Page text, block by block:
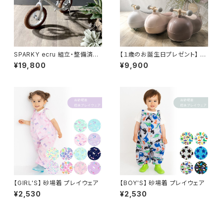
SPARKY ecru 組立・整備済み
ブレーキ ゴムタイヤ スタンド 装
備 スパーキー
¥19,800
【１歳のお誕生日プレゼント】 乗
用玩具 marm ベビースクータ
ー 静音キャスター採用 360度
¥9,900
【GIRL'S】 砂場着 プレイウェア
¥2,530
【BOY'S】 砂場着 プレイウェア
¥2,530